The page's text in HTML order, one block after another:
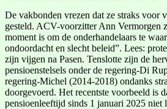
De vakbonden vrezen dat ze straks voor
gesteld. ACV-voorzitter Ann Vermorgen
moment is om de onderhandelaars te
ondoordacht en slecht beleid”. Lees:
zijn vijgen na Pasen. Tenslotte zijn de
pensioenstelsels onder de regering-Di
regering-Michel (2014-2018) ondanks
doorgevoerd. Het recentste voorbeeld is
pensioenleeftijd sinds 1 januari 2025 niet